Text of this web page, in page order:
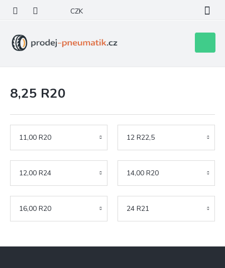
obsah
CZK
košík
8,25 R20
11,00 R20 12 R22,5
12,00 R24 14,00 R20
16,00 R20 24 R21